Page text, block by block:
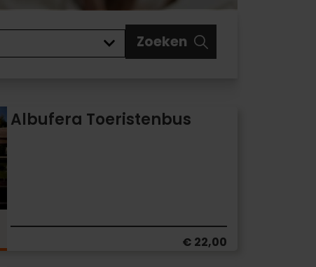
Zoeken
Albufera Toeristenbus
€ 22,00